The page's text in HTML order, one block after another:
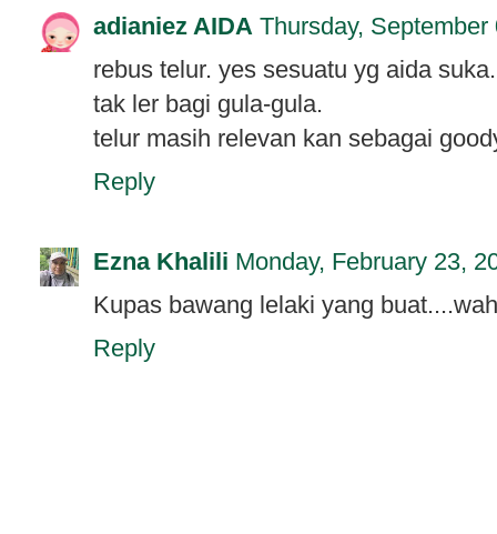
adianiez AIDA Thursday, September
rebus telur. yes sesuatu yg aida suka.
tak ler bagi gula-gula.
telur masih relevan kan sebagai
Reply
Ezna Khalili Monday, February 23,
Kupas bawang lelaki yang
Reply